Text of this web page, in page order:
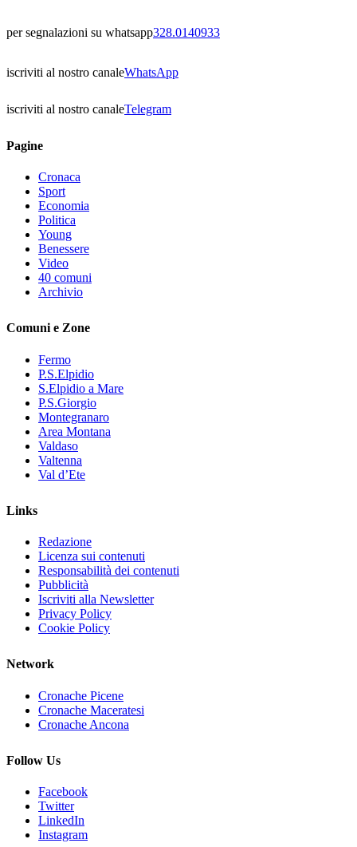
per segnalazioni su whatsapp328.0140933
iscriviti al nostro canaleWhatsApp
iscriviti al nostro canaleTelegram
Pagine
Cronaca
Sport
Economia
Politica
Young
Benessere
Video
40 comuni
Archivio
Comuni e Zone
Fermo
P.S.Elpidio
S.Elpidio a Mare
P.S.Giorgio
Montegranaro
Area Montana
Valdaso
Valtenna
Val d’Ete
Links
Redazione
Licenza sui contenuti
Responsabilità dei contenuti
Pubblicità
Iscriviti alla Newsletter
Privacy Policy
Cookie Policy
Network
Cronache Picene
Cronache Maceratesi
Cronache Ancona
Follow Us
Facebook
Twitter
LinkedIn
Instagram